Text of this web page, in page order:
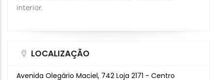
interior.
LOCALIZAÇÃO
Avenida Olegário Maciel, 742 Loja 2171 - Centro